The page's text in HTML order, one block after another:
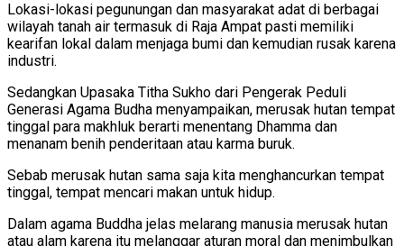
Lokasi-lokasi pegunungan dan masyarakat adat di berbagai
wilayah tanah air termasuk di Raja Ampat pasti memiliki
kearifan lokal dalam menjaga bumi dan kemudian rusak karena
industri.
Sedangkan Upasaka Titha Sukho dari Pengerak Peduli
Generasi Agama Budha menyampaikan, merusak hutan tempat
tinggal para makhluk berarti menentang Dhamma dan
menanam benih penderitaan atau karma buruk.
Sebab merusak hutan sama saja kita menghancurkan tempat
tinggal, tempat mencari makan untuk hidup.
Dalam agama Buddha jelas melarang manusia merusak hutan
atau alam karena itu melanggar aturan moral dan menimbulkan